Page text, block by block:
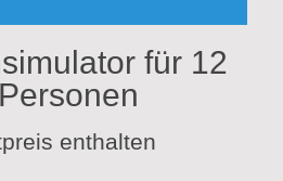
für 12
enthalten